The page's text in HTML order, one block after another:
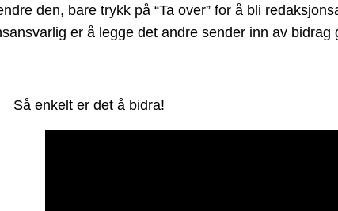
den, bare trykk på “Ta over” for å bli
er å legge det andre sender inn av bidrag
Så enkelt er det å bidra!